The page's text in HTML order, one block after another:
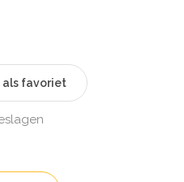
als favoriet